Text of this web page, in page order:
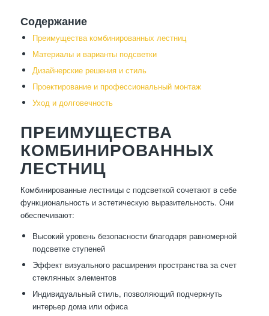
Содержание
Преимущества комбинированных лестниц
Материалы и варианты подсветки
Дизайнерские решения и стиль
Проектирование и профессиональный монтаж
Уход и долговечность
ПРЕИМУЩЕСТВА
КОМБИНИРОВАННЫХ
ЛЕСТНИЦ
Комбинированные лестницы с подсветкой сочетают в себе
функциональность и эстетическую выразительность. Они
обеспечивают:
Высокий уровень безопасности благодаря равномерной
подсветке ступеней
Эффект визуального расширения пространства за счет
стеклянных элементов
Индивидуальный стиль, позволяющий подчеркнуть
интерьер дома или офиса